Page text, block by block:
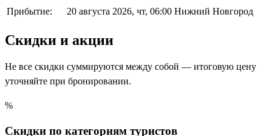
Прибытие:
20 августа 2026, чт, 06:00 Нижний Новгород
Скидки и акции
Не все скидки суммируются между собой — итоговую цену
уточняйте при бронировании.
%
Скидки по категориям туристов